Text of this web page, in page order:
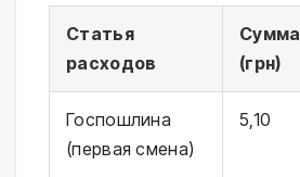
Статья
расходов
Сумма
(грн)
Госпошлина
(первая смена)
5,10